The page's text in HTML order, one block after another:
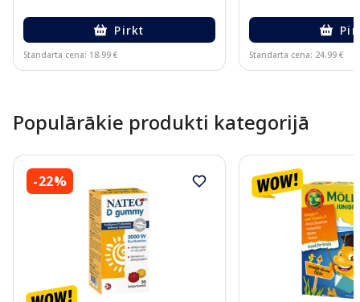
Pirkt
Standarta cena: 18.99 € Standarta cena: 24.99 €
Populārākie produkti kategorijā
-22%